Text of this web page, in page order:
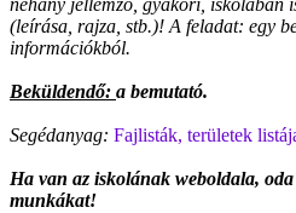
néhány jellemző, gyakori, iskolában
(leírása, rajza, stb.)! A feladat: egy
információkból.
Beküldendő: a bemutató.
Segédanyag: Fajlisták, területek
Ha van az iskolának weboldala,
munkákat!